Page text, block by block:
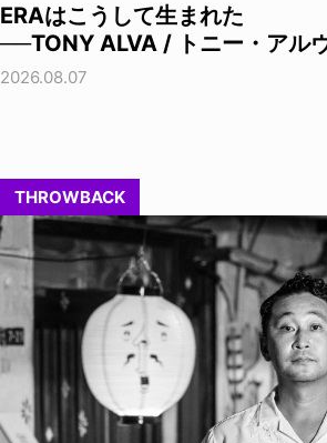
ERAはこうして生まれた
──TONY ALVA / トニー・アル
2026.08.07
THROWBACK